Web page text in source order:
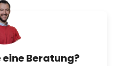
eine Beratung?